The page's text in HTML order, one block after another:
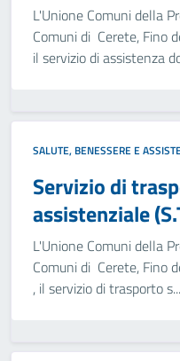
L'Unione Comuni della
Comuni di Cerete, Fino
il servizio di assistenza
SALUTE, BENESSERE E
Servizio di
assistenziale
L'Unione Comuni della
Comuni di Cerete, Fino
, il servizio di trasporto s...